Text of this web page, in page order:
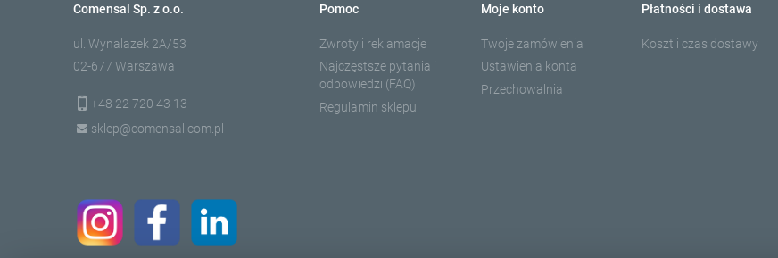
Comensal Sp. z o.o.
ul. Wynalazek 2A/53
02-677 Warszawa
+48 22 720 43 13
sklep@comensal.com.pl
Pomoc
Zwroty i reklamacje
Najczęstsze pytania i
odpowiedzi (FAQ)
Regulamin sklepu
Moje konto
Twoje zamówienia
Ustawienia konta
Przechowalnia
Płatności i dostawa
Koszt i czas dostawy